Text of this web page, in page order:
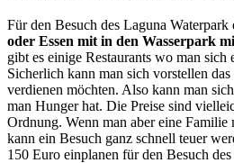
Für den Besuch des Laguna Waterpark
oder Essen mit in den Wasserpark
gibt es einige Restaurants wo man sich
Sicherlich kann man sich vorstellen
verdienen möchten. Also kann man
man Hunger hat. Die Preise sind
Ordnung. Wenn man aber eine
kann ein Besuch ganz schnell teuer
150 Euro einplanen für den Besuch des